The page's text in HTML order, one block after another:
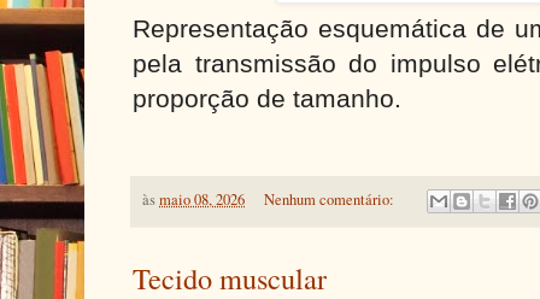
Representação esquemática de
pela transmissão do impulso
proporção de tamanho.
àsmaio 08, 2026 Nenhum comentário:
Tecido muscular